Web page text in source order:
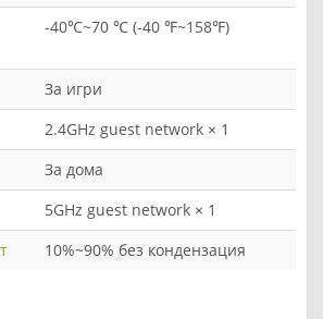
-40℃~70 ℃ (-40 ℉~158℉)
За игри
2.4GHz guest network × 1
За дома
5GHz guest network × 1
10%~90% без кондензация